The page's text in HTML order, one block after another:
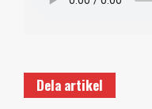
Dela artikel